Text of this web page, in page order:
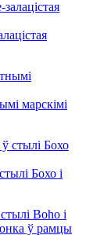
марскімі
Бохо і